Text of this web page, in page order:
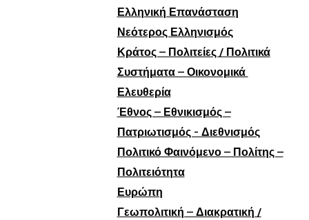
Ελληνική Επανάσταση
Νεότερος Ελληνισμός
Κράτος – Πολιτείες / Πολιτικά
Συστήματα – Οικονομικά
Ελευθερία
Έθνος – Εθνικισμός –
Πατριωτισμός - Διεθνισμός
Πολιτικό Φαινόμενο – Πολίτης –
Πολιτειότητα
Ευρώπη
Γεωπολιτική – Διακρατική /